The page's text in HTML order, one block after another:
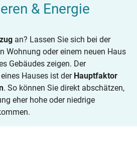
& Energie
an? Lassen Sie sich bei der
Wohnung oder einem neuen Haus
Gebäudes zeigen. Der
eines Hauses ist der Hauptfaktor
. So können Sie direkt abschätzen,
eher hohe oder niedrige